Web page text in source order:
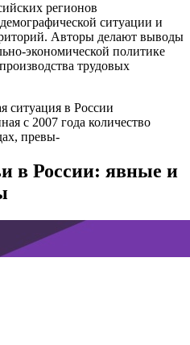
регионов
ситуации и
Авторы делают выводы
экономической политике
трудовых
ситуация в России
с 2007 года количество
превы-
в России: явные и